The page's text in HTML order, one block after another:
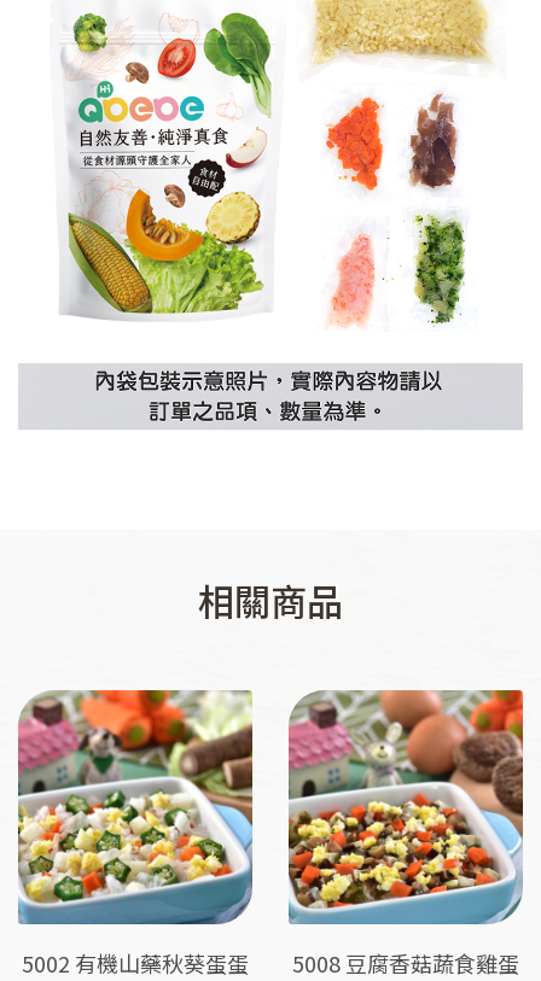
相關商品
5002 有機山藥秋葵蛋蛋
5008 豆腐香菇蔬食雞蛋